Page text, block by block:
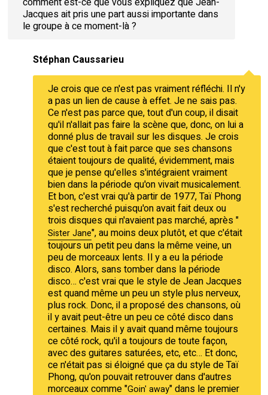
Jacques ait pris une part aussi importante dans
le groupe à ce moment-là ?
Stéphan Caussarieu
Je crois que ce n'est pas vraiment réfléchi. Il n'y
a pas un lien de cause à effet. Je ne sais pas.
Ce n'est pas parce que, tout d'un coup, il disait
qu'il n'allait pas faire la scène que, donc, on lui a
donné plus de travail sur les disques. Je crois
que c'est tout à fait parce que ses chansons
étaient toujours de qualité, évidemment, mais
que je pense qu'elles s'intégraient vraiment
bien dans la période qu'on vivait musicalement.
Et bon, c'est vrai qu'à partir de 1977, Taï Phong
s'est recherché puisqu'on avait fait deux ou
trois disques qui n'avaient pas marché, après "
Sister Jane", au moins deux plutôt, et que c'était
toujours un petit peu dans la même veine, un
peu de morceaux lents. Il y a eu la période
disco. Alors, sans tomber dans la période
disco… c'est vrai que le style de Jean Jacques
est quand même un peu un style plus nerveux,
plus rock. Donc, il a proposé des chansons, où
il y avait peut-être un peu ce côté disco dans
certaines. Mais il y avait quand même toujours
ce côté rock, qu'il a toujours de toute façon,
avec des guitares saturées, etc, etc… Et donc,
ce n'était pas si éloigné que ça du style de Taï
Phong, qu'on pouvait retrouver dans d'autres
morceaux comme "Goin' away" dans le premier